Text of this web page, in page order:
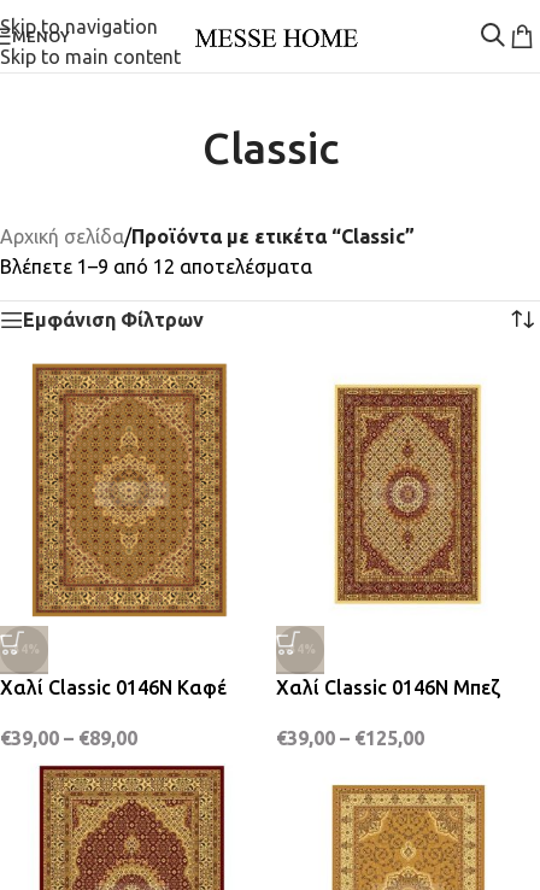
Skip to navigation
Skip to main content
ΜΕΝΟΎ
Classic
Αρχική σελίδα/Προϊόντα με ετικέτα “Classic”
Βλέπετε 1–9 από 12 αποτελέσματα
Εμφάνιση Φίλτρων
-34%
Χαλί Classic 0146N Καφέ
€39,00 – €89,00
-34%
Χαλί Classic 0146N Μπεζ
€39,00 – €125,00